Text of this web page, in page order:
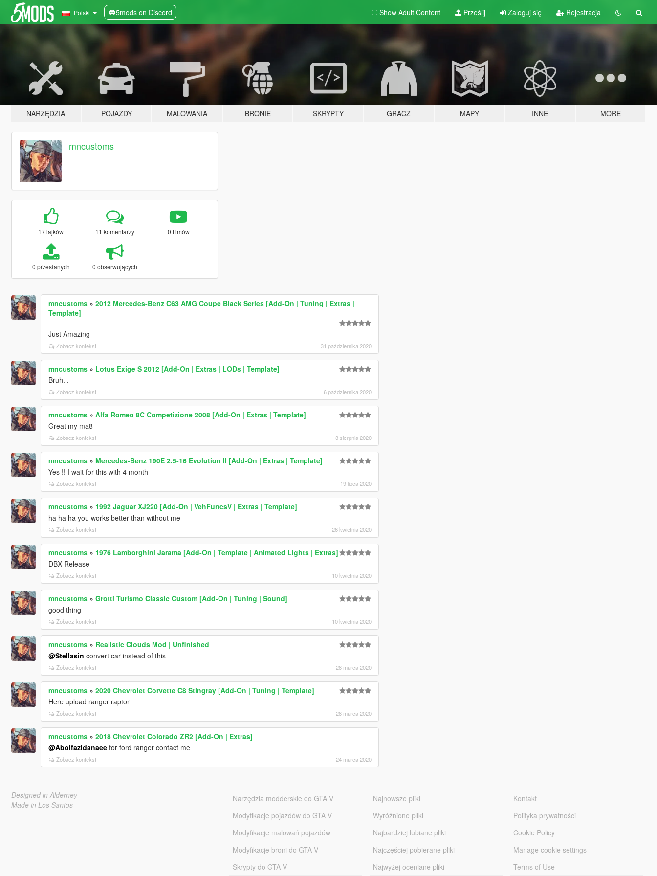
Polski 5mods on Discord Show Adult Content Prześlij Zaloguj się Rejestracja
NARZĘDZIA POJAZDY MALOWANIA BRONIE SKRYPTY GRACZ MAPY INNE MORE
mncustoms
17 lajków 11 komentarzy 0 filmów
0 przesłanych 0 obserwujących
mncustoms» 2012 Mercedes-Benz C63 AMG Coupe Black Series [Add-On | Tuning | Extras |
Template]
Just Amazing
Zobacz kontekst 31 października 2020
mncustoms» Lotus Exige S 2012 [Add-On | Extras | LODs | Template]
Bruh...
Zobacz kontekst 6 października 2020
mncustoms» Alfa Romeo 8C Competizione 2008 [Add-On | Extras | Template]
Great my ma8
Zobacz kontekst 3 sierpnia 2020
mncustoms» Mercedes-Benz 190E 2.5-16 Evolution II [Add-On | Extras | Template]
Yes !! I wait for this with 4 month
Zobacz kontekst 19 lipca 2020
mncustoms» 1992 Jaguar XJ220 [Add-On | VehFuncsV | Extras | Template]
ha ha ha you works better than without me
Zobacz kontekst 26 kwietnia 2020
mncustoms» 1976 Lamborghini Jarama [Add-On | Template | Animated Lights | Extras]
DBX Release
Zobacz kontekst 10 kwietnia 2020
mncustoms» Grotti Turismo Classic Custom [Add-On | Tuning | Sound]
good thing
Zobacz kontekst 10 kwietnia 2020
mncustoms» Realistic Clouds Mod | Unfinished
@Stellasin convert car instead of this
Zobacz kontekst 28 marca 2020
mncustoms» 2020 Chevrolet Corvette C8 Stingray [Add-On | Tuning | Template]
Here upload ranger raptor
Zobacz kontekst 28 marca 2020
mncustoms» 2018 Chevrolet Colorado ZR2 [Add-On | Extras]
@Abolfazldanaeefor ford ranger contact me
Zobacz kontekst 24 marca 2020
Designed in Alderney
Made in Los Santos
Narzędzia modderskie do GTA V
Modyfikacje pojazdów do GTA V
Modyfikacje malowań pojazdów
Modyfikacje broni do GTA V
Skrypty do GTA V
Najnowsze pliki
Wyróżnione pliki
Najbardziej lubiane pliki
Najczęściej pobierane pliki
Najwyżej oceniane pliki
Kontakt
Polityka prywatności
Cookie Policy
Manage cookie settings
Terms of Use